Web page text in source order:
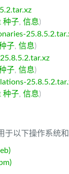
种子, 信息)
子, 信息)
子, 信息)
种子, 信息)
于以下操作系统